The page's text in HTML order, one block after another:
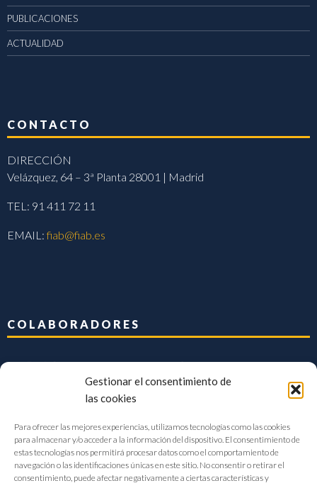
Gestionar el consentimiento de
las cookies
Para ofrecer las mejores experiencias, utilizamos tecnologías como las cookies
para almacenar y/o acceder a la información del dispositivo. El consentimiento de
estas tecnologías nos permitirá procesar datos como el comportamiento de
navegación o las identificaciones únicas en este sitio. No consentir o retirar el
consentimiento, puede afectar negativamente a ciertas características y
PUBLICACIONES
ACTUALIDAD
CONTACTO
DIRECCIÓN
Velázquez, 64 – 3ª Planta 28001 | Madrid
TEL: 91 411 72 11
EMAIL:fiab@fiab.es
COLABORADORES